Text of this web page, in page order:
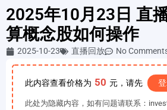
2025年10月23日 直
算概念股如何操作
2025-10-23 直播回放 No
此内容查看价格为 50 元，请先
此处为隐藏内容，如有问题请联系：